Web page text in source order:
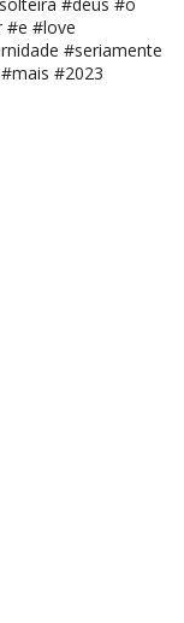
#e #love
#seriamente
#2023